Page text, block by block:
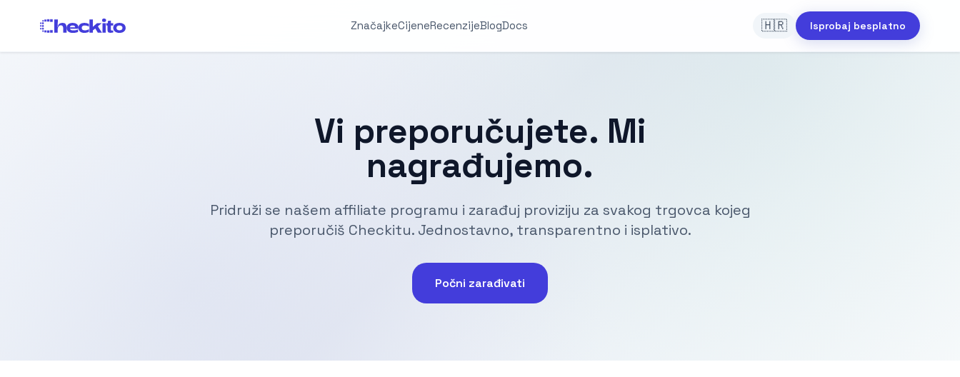
ZnačajkeCijeneRecenzijeBlogDocs 🇭🇷 Isprobaj besplatno
Vi preporučujete. Mi
nagrađujemo.
Pridruži se našem affiliate programu i zarađuj proviziju za svakog trgovca kojeg
preporučiš Checkitu. Jednostavno, transparentno i isplativo.
Počni zarađivati